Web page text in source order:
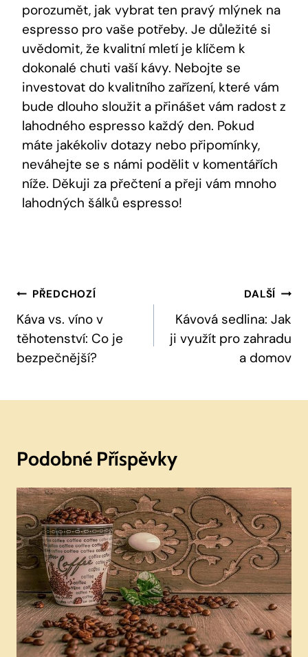
porozumět, jak vybrat ten pravý mlýnek na
espresso pro vaše potřeby. Je důležité si
uvědomit, že kvalitní mletí je klíčem k
dokonalé chuti vaší kávy. Nebojte se
investovat do kvalitního zařízení, které vám
bude dlouho sloužit a přinášet vám radost z
lahodného espresso každý den. Pokud
máte jakékoliv dotazy nebo připomínky,
neváhejte se s námi podělit v komentářích
níže. Děkuji za přečtení a přeji vám mnoho
lahodných šálků espresso!
Navigace
Pro
Příspěvek
PŘEDCHOZÍ
Káva vs. víno v
těhotenství: Co je
bezpečnější?
DALŠÍ
Kávová sedlina: Jak
ji využít pro zahradu
a domov
Podobné Příspěvky